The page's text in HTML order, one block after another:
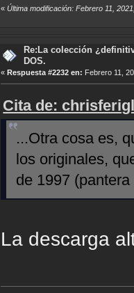
«Última modificación: Febrero 11,
Re:La colección
DOS.
« Respuesta #2232 en: Febrero 11,
Cita de:
...Otra cosa es,
los originales,
de 1997
La descarga